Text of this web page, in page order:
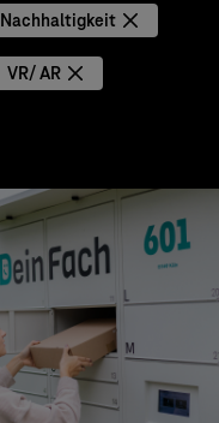
Nachhaltigkeit
VR/ AR